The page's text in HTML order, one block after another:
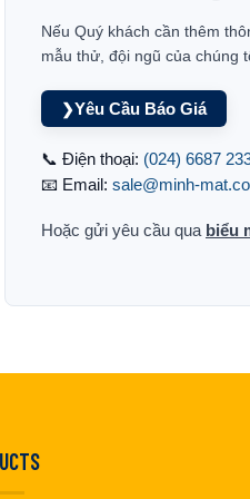
Nếu Quý khách cần thêm
mẫu thử, đội ngũ của chúng
❯Yêu Cầu Báo Giá
📞 Điện thoại: (024) 6687
📧 Email: sale@minh-
Hoặc gửi yêu cầu qua biểu